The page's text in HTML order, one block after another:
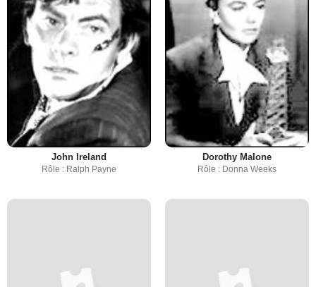
John Ireland
Rôle : Ralph Payne
Dorothy Malone
Rôle : Donna Weeks